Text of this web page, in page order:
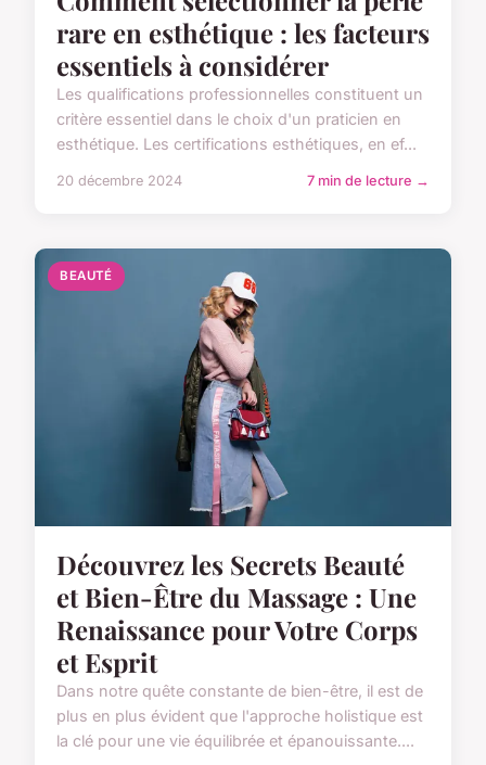
rare en esthétique : les facteurs
essentiels à considérer
Les qualifications professionnelles constituent un
critère essentiel dans le choix d'un praticien en
esthétique. Les certifications esthétiques, en ef...
20 décembre 2024 7 min de lecture →
BEAUTÉ
Découvrez les Secrets Beauté
et Bien-Être du Massage : Une
Renaissance pour Votre Corps
et Esprit
Dans notre quête constante de bien-être, il est de
plus en plus évident que l'approche holistique est
la clé pour une vie équilibrée et épanouissante....